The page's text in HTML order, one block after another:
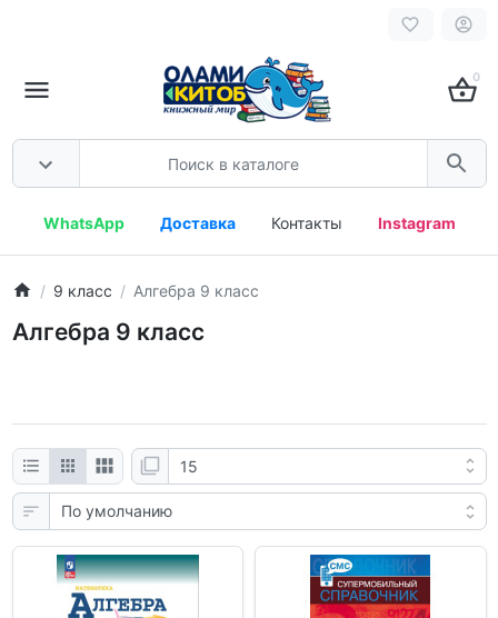
0
WhatsApp Доставка Контакты Instagram
9 класс Алгебра 9 класс
Алгебра 9 класс